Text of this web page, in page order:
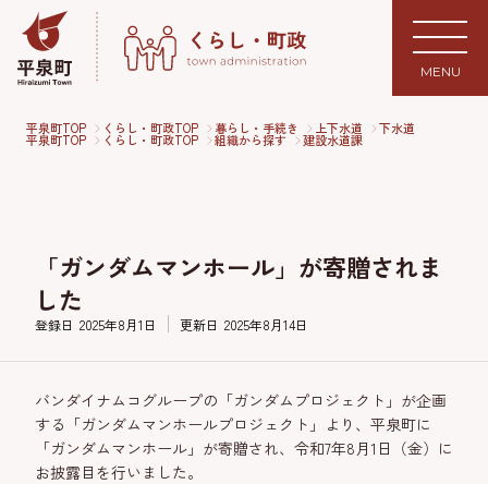
MENU
平泉町TOP くらし・町政TOP 暮らし・手続き 上下水道 下水道
平泉町TOP くらし・町政TOP 組織から探す 建設水道課
「ガンダムマンホール」が寄贈されま
した
登録日 2025年8月1日 更新日 2025年8月14日
バンダイナムコグループの「ガンダムプロジェクト」が企画
する「ガンダムマンホールプロジェクト」より、平泉町に
「ガンダムマンホール」が寄贈され、令和7年8月1日（金）に
お披露目を行いました。